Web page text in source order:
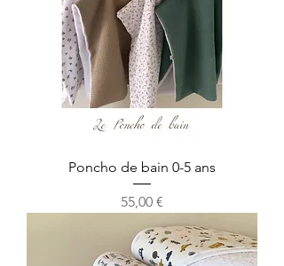
Poncho de bain 0-5 ans
Prix
55,00 €